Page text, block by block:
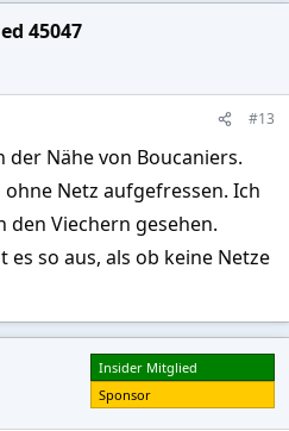
45047
#13
Nähe von Boucaniers.
Netz aufgefressen. Ich
den Viechern gesehen.
so aus, als ob keine Netze
Insider Mitglied
Sponsor